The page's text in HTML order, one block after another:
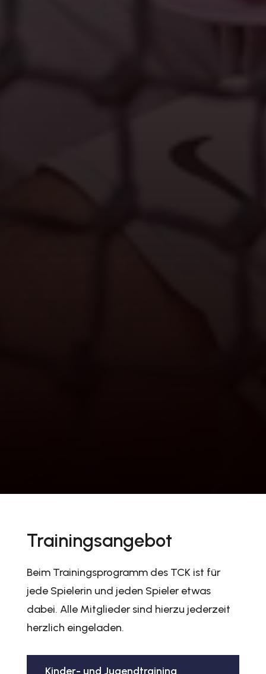
Trainingsangebot
Beim Trainingsprogramm des TCK ist für
jede Spielerin und jeden Spieler etwas
dabei. Alle Mitglieder sind hierzu jederzeit
herzlich eingeladen.
Kinder- und Jugendtraining